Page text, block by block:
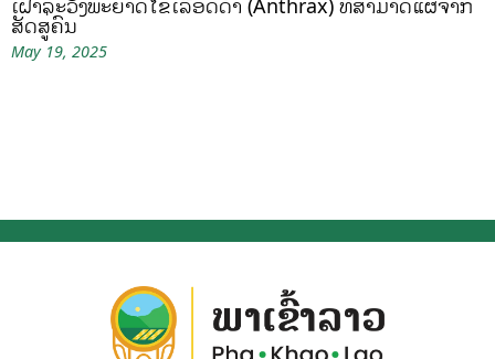
ເຝົ້າລະວັງພະຍາດໄຂ້ເລືອດດຳ (Anthrax) ທີ່ສາມາດແຜ່ຈາກ
ສັດສູ່ຄົນ
May 19, 2025